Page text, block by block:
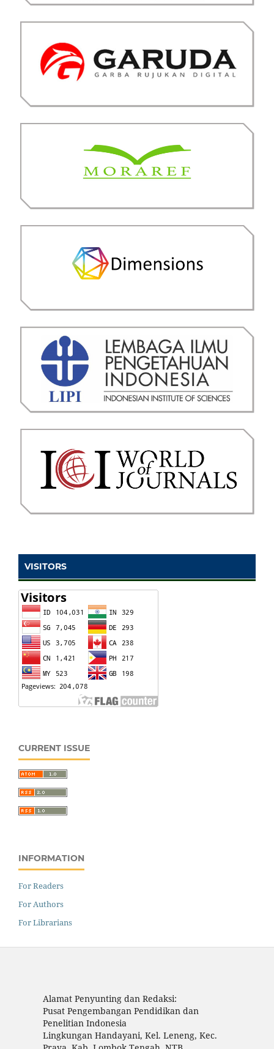
VISITORS
CURRENT ISSUE
INFORMATION
For Readers
For Authors
For Librarians
Alamat Penyunting dan Redaksi:
Pusat Pengembangan Pendidikan dan
Penelitian Indonesia
Lingkungan Handayani, Kel. Leneng, Kec.